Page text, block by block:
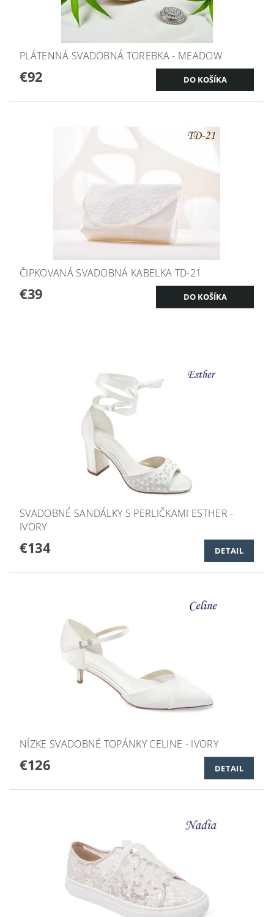
PLÁTENNÁ SVADOBNÁ TOREBKA - MEADOW
€92
ČIPKOVANÁ SVADOBNÁ KABELKA TD-21
€39
SVADOBNÉ SANDÁLKY S PERLIČKAMI ESTHER -
IVORY
€134 DETAIL
NÍZKE SVADOBNÉ TOPÁNKY CELINE - IVORY
€126 DETAIL